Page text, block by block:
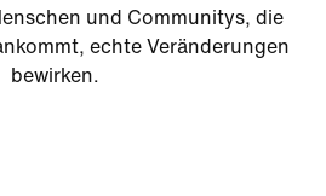
und Communitys, die
echte Veränderungen
bewirken.